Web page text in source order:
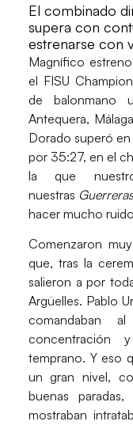
El combinado
supera con
estrenarse con
Magnífico
el FISU
de balonmano
Antequera, Málaga
Dorado superó
por 35:27, en el
la que
nuestras
hacer mucho
Comenzaron
que, tras la
salieron a por
Argüelles. Pablo
comandaban
concentración
temprano. Y eso
un gran nivel,
buenas
mostraban